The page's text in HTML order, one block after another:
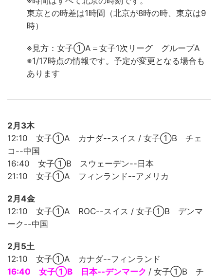
東京との時差は1時間（北京が8時の時、東京は9
時）
※見方：女子①A＝女子1次リーグ グループA
※1/17時点の情報です。予定が変更となる場合も
あります
2月3木
12:10 女子①A カナダ--スイス / 女子①B チェ
コ--中国
16:40 女子①B スウェーデン--日本
21:10 女子①A フィンランド--アメリカ
2月4金
12:10 女子①A ROC--スイス / 女子①B デンマ
ーク--中国
2月5土
12:10 女子①A カナダ--フィンランド
16:40 女子①B 日本--デンマーク / 女子①B チ